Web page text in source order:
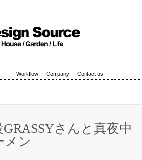
Workflow Company Contact us
さんと真夜中
メン